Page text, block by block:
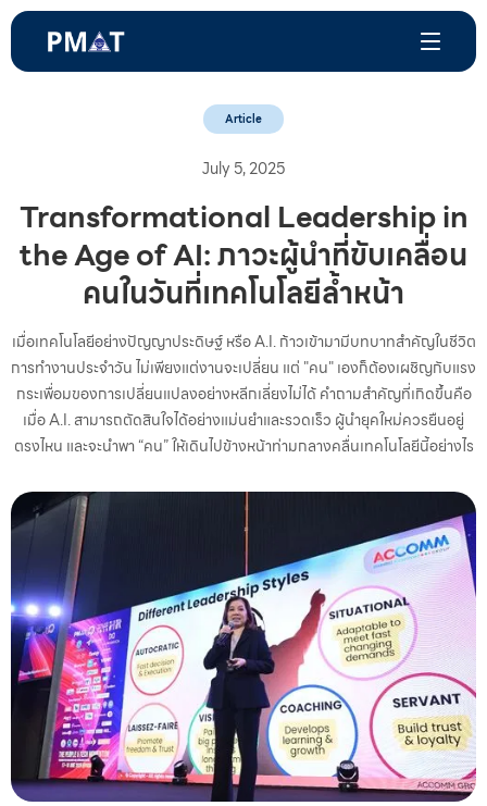
Article
July 5, 2025
Transformational Leadership in
the Age of AI: ภาวะผู้นำที่ขับเคลื่อน
คนในวันที่เทคโนโลยีล้ำหน้า
เมื่อเทคโนโลยีอย่างปัญญาประดิษฐ์ หรือ A.I. ก้าวเข้ามามีบทบาทสำคัญในชีวิต
การทำงานประจำวัน ไม่เพียงแต่งานจะเปลี่ยน แต่ "คน" เองก็ต้องเผชิญกับแรง
กระเพื่อมของการเปลี่ยนแปลงอย่างหลีกเลี่ยงไม่ได้ คำถามสำคัญที่เกิดขึ้นคือ
เมื่อ A.I. สามารถตัดสินใจได้อย่างแม่นยำและรวดเร็ว ผู้นำยุคใหม่ควรยืนอยู่
ตรงไหน และจะนำพา “คน” ให้เดินไปข้างหน้าท่ามกลางคลื่นเทคโนโลยีนี้อย่างไร